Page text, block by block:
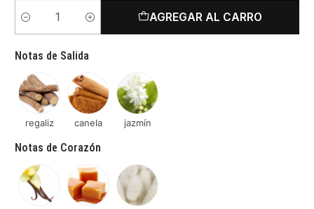
Cantidad
AGREGAR AL CARRO
Notas de Salida
regaliz canela jazmín
Notas de Corazón